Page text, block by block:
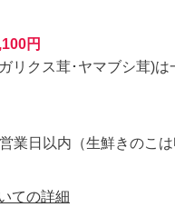
円
リクス茸･ヤマブシ茸)は
業日以内（生鮮きのこ
ての詳細